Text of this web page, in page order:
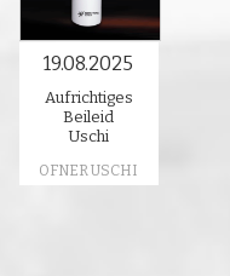
19.08.2025
Aufrichtiges
Beileid
Uschi
OFNER USCHI